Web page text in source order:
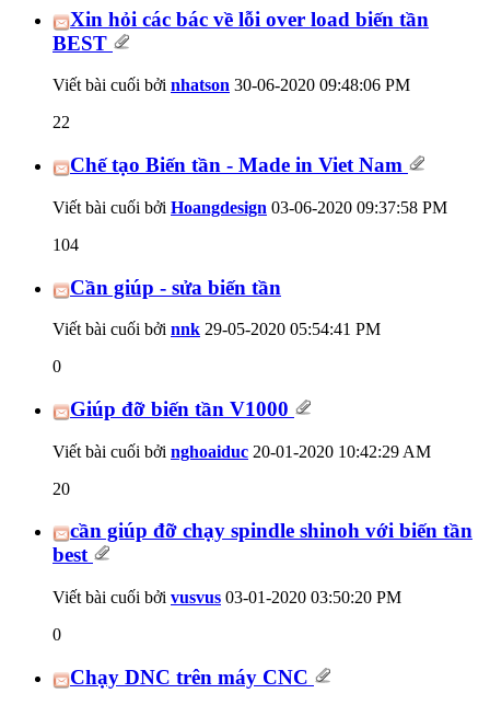
Xin hỏi các bác về lỗi over load biến tần
BEST
Viết bài cuối bởi nhatson 30-06-2020 09:48:06 PM
22
Chế tạo Biến tần - Made in Viet Nam
Viết bài cuối bởi Hoangdesign 03-06-2020 09:37:58 PM
104
Cần giúp - sửa biến tần
Viết bài cuối bởi nnk 29-05-2020 05:54:41 PM
0
Giúp đỡ biến tần V1000
Viết bài cuối bởi nghoaiduc 20-01-2020 10:42:29 AM
20
cần giúp đỡ chạy spindle shinoh với biến tần
best
Viết bài cuối bởi vusvus 03-01-2020 03:50:20 PM
0
Chạy DNC trên máy CNC